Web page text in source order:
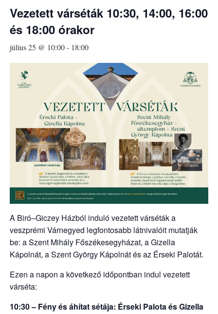
Vezetett várséták 10:30, 14:00, 16:00
és 18:00 órakor
július 25 @ 10:00- 18:00
A Biró–Giczey Házból induló vezetett várséták a
veszprémi Várnegyed legfontosabb látnivalóit mutatják
be: a Szent Mihály Főszékesegyházat, a Gizella
Kápolnát, a Szent György Kápolnát és az Érseki Palotát.
Ezen a napon a következő időpontban indul vezetett
várséta:
10:30 – Fény és áhítat sétája: Érseki Palota és Gizella